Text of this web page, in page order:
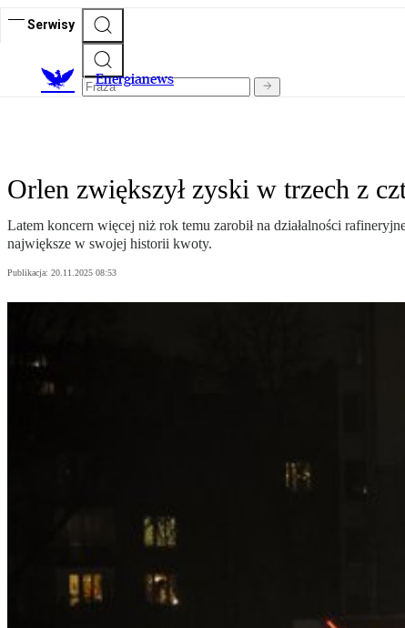
Serwisy
Energianews
Orlen zwiększył zyski w trzech z
Latem koncern więcej niż rok temu zarobił na działalności
największe w swojej historii kwoty.
Publikacja: 20.11.2025 08:53